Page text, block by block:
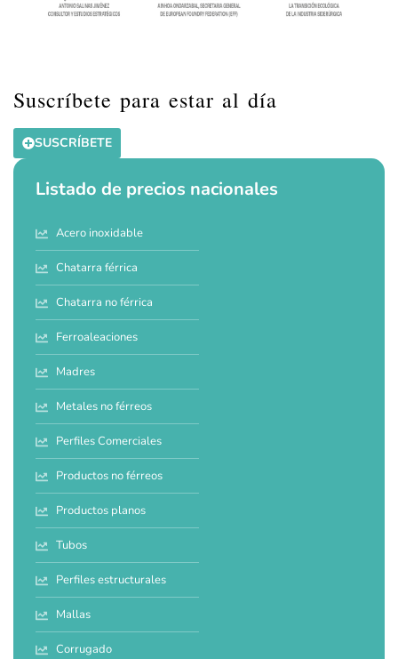
Suscríbete para estar al día
SUSCRÍBETE
Listado de precios nacionales
Acero inoxidable
Chatarra férrica
Chatarra no férrica
Ferroaleaciones
Madres
Metales no férreos
Perfiles Comerciales
Productos no férreos
Productos planos
Tubos
Perfiles estructurales
Mallas
Corrugado